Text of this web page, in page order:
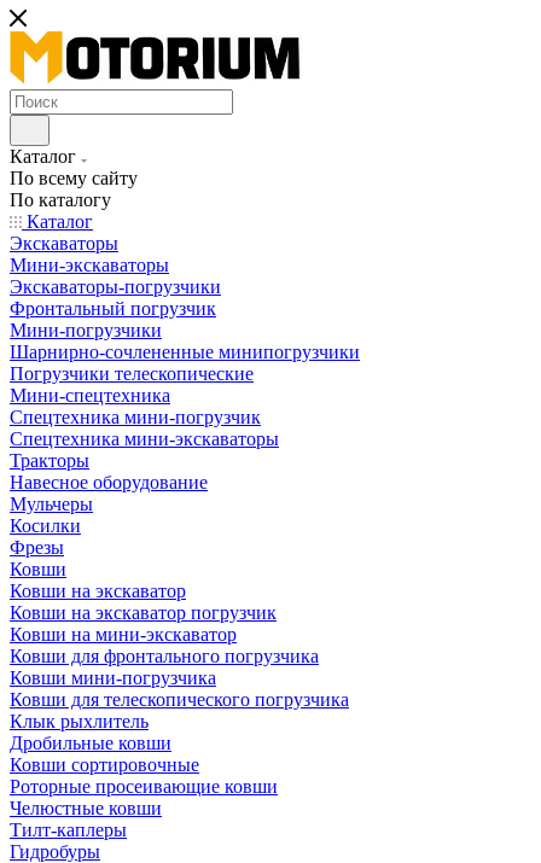
Каталог
По всему сайту
По каталогу
Каталог
Экскаваторы
Мини-экскаваторы
Экскаваторы-погрузчики
Фронтальный погрузчик
Мини-погрузчики
Шарнирно-сочлененные минипогрузчики
Погрузчики телескопические
Мини-спецтехника
Спецтехника мини-погрузчик
Спецтехника мини-экскаваторы
Тракторы
Навесное оборудование
Мульчеры
Косилки
Фрезы
Ковши
Ковши на экскаватор
Ковши на экскаватор погрузчик
Ковши на мини-экскаватор
Ковши для фронтального погрузчика
Ковши мини-погрузчика
Ковши для телескопического погрузчика
Клык рыхлитель
Дробильные ковши
Ковши сортировочные
Роторные просеивающие ковши
Челюстные ковши
Тилт-каплеры
Гидробуры